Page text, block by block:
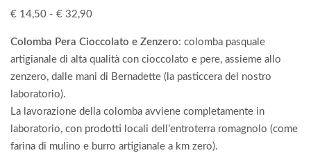
€ 14,50 - € 32,90
Colomba Pera Cioccolato e Zenzero: colomba pasquale
artigianale di alta qualità con cioccolato e pere, assieme allo
zenzero, dalle mani di Bernadette (la pasticcera del nostro
laboratorio).
La lavorazione della colomba avviene completamente in
laboratorio, con prodotti locali dell’entroterra romagnolo (come
farina di mulino e burro artigianale a km zero).